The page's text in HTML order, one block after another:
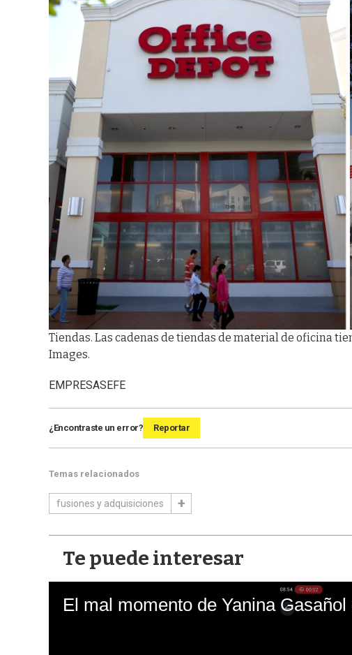
Tiendas. Las cadenas de tiendas de material de oficina
Images.
EMPRESAS EFE
¿Encontraste un error? Reportar
Temas relacionados
fusiones y adquisiciones
Te puede interesar